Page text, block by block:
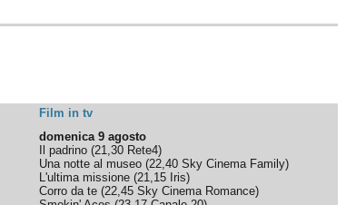
Film in tv
domenica 9 agosto
Il padrino (21,30 Rete4)
Una notte al museo (22,40 Sky Cinema Family)
L'ultima missione (21,15 Iris)
Corro da te (22,45 Sky Cinema Romance)